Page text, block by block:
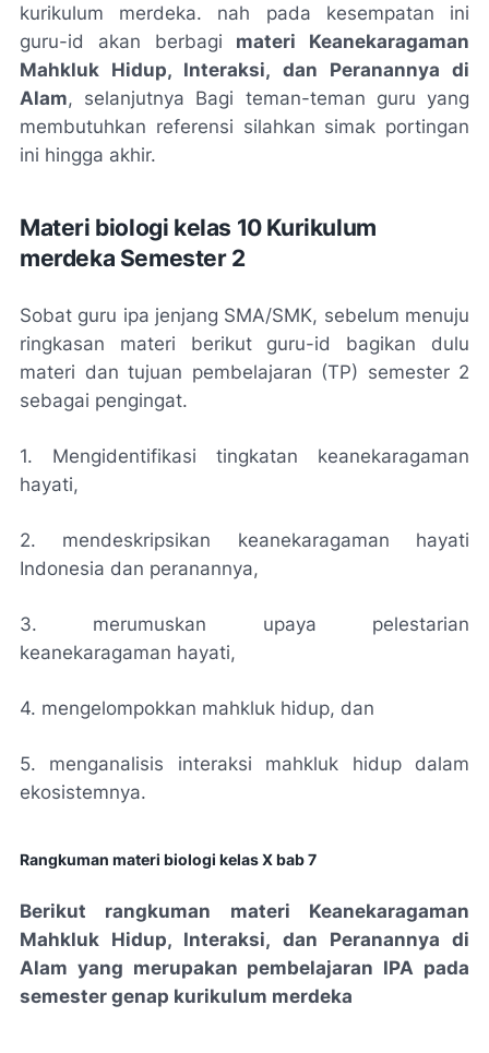
kurikulum merdeka. nah pada kesempatan ini
guru-id akan berbagi materi Keanekaragaman
Mahkluk Hidup, Interaksi, dan Peranannya di
Alam, selanjutnya Bagi teman-teman guru yang
membutuhkan referensi silahkan simak portingan
ini hingga akhir.
Materi biologi kelas 10 Kurikulum
merdeka Semester 2
Sobat guru ipa jenjang SMA/SMK, sebelum menuju
ringkasan materi berikut guru-id bagikan dulu
materi dan tujuan pembelajaran (TP) semester 2
sebagai pengingat.
1. Mengidentifikasi tingkatan keanekaragaman
hayati,
2. mendeskripsikan keanekaragaman hayati
Indonesia dan peranannya,
3. merumuskan upaya pelestarian
keanekaragaman hayati,
4. mengelompokkan mahkluk hidup, dan
5. menganalisis interaksi mahkluk hidup dalam
ekosistemnya.
Rangkuman materi biologi kelas X bab 7
Berikut rangkuman materi Keanekaragaman
Mahkluk Hidup, Interaksi, dan Peranannya di
Alam yang merupakan pembelajaran IPA pada
semester genap kurikulum merdeka